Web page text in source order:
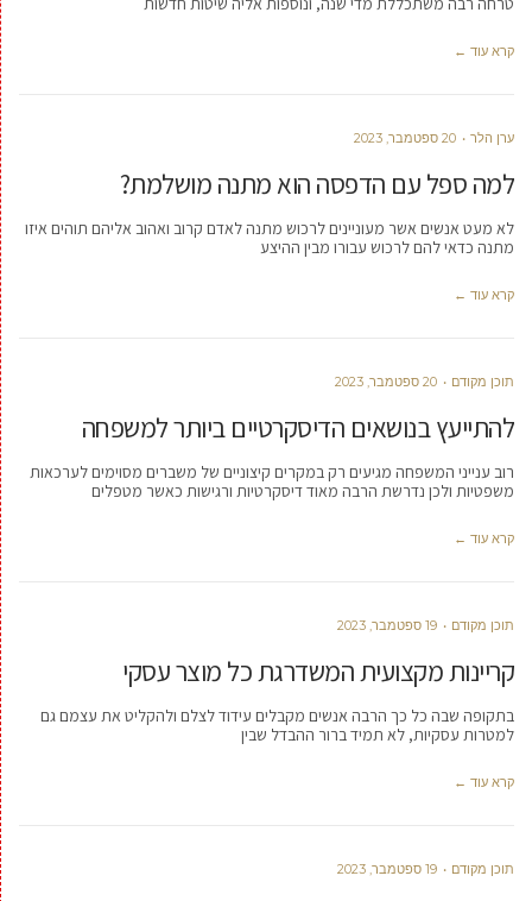
קרא עוד ←
ערן הלר 20 ספטמבר, 2023
למה ספל עם הדפסה הוא מתנה מושלמת?
לא מעט אנשים אשר מעוניינים לרכוש מתנה לאדם קרוב ואהוב אליהם תוהים איזו
מתנה כדאי להם לרכוש עבורו מבין ההיצע
קרא עוד ←
תוכן מקודם 20 ספטמבר, 2023
להתייעץ בנושאים הדיסקרטיים ביותר למשפחה
רוב ענייני המשפחה מגיעים רק במקרים קיצוניים של משברים מסוימים לערכאות
משפטיות ולכן נדרשת הרבה מאוד דיסקרטיות ורגישות כאשר מטפלים
קרא עוד ←
תוכן מקודם 19 ספטמבר, 2023
קריינות מקצועית המשדרגת כל מוצר עסקי
בתקופה שבה כל כך הרבה אנשים מקבלים עידוד לצלם ולהקליט את עצמם גם
למטרות עסקיות, לא תמיד ברור ההבדל שבין
קרא עוד ←
תוכן מקודם 19 ספטמבר, 2023